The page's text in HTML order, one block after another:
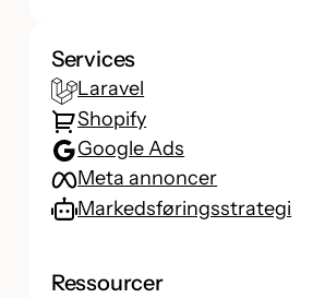
Services
Laravel
Shopify
Google Ads
Meta annoncer
Markedsføringsstrategi
Ressourcer